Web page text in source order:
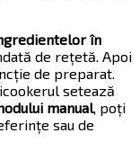
în
de rețetă. Apoi
de preparat.
setează
manual , poți
sau de